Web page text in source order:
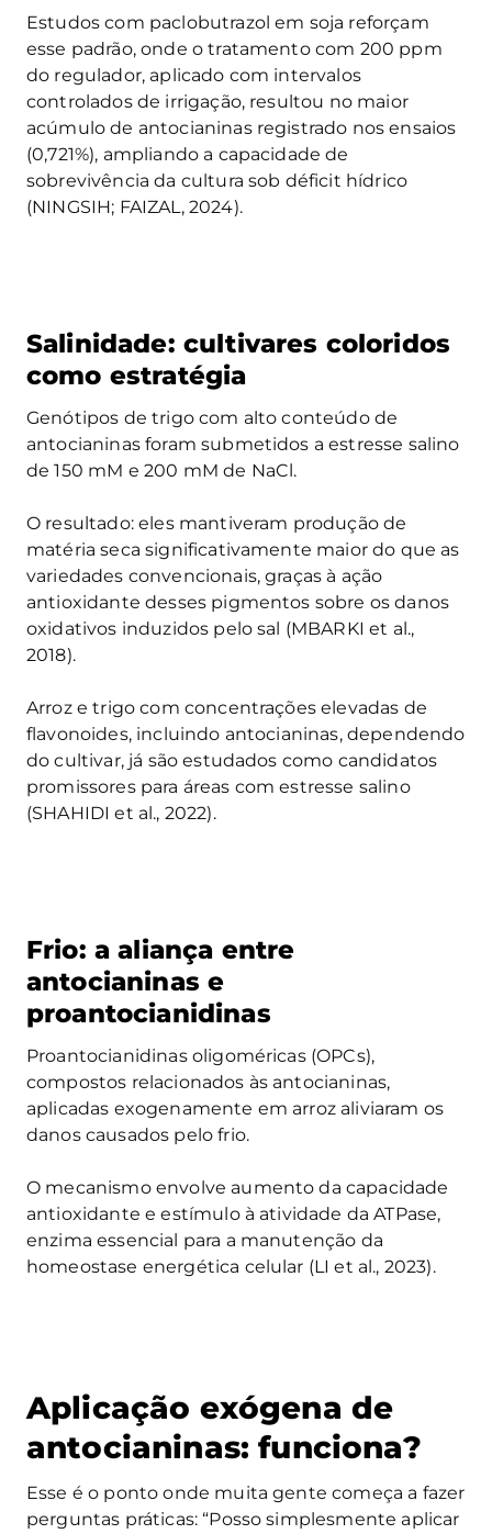
Estudos com paclobutrazol em soja reforçam
esse padrão, onde o tratamento com 200 ppm
do regulador, aplicado com intervalos
controlados de irrigação, resultou no maior
acúmulo de antocianinas registrado nos ensaios
(0,721%), ampliando a capacidade de
sobrevivência da cultura sob déficit hídrico
(NINGSIH; FAIZAL, 2024).
Salinidade: cultivares coloridos
como estratégia
Genótipos de trigo com alto conteúdo de
antocianinas foram submetidos a estresse salino
de 150 mM e 200 mM de NaCl.
O resultado: eles mantiveram produção de
matéria seca significativamente maior do que as
variedades convencionais, graças à ação
antioxidante desses pigmentos sobre os danos
oxidativos induzidos pelo sal (MBARKI et al.,
2018).
Arroz e trigo com concentrações elevadas de
flavonoides, incluindo antocianinas, dependendo
do cultivar, já são estudados como candidatos
promissores para áreas com estresse salino
(SHAHIDI et al., 2022).
Frio: a aliança entre
antocianinas e
proantocianidinas
Proantocianidinas oligoméricas (OPCs),
compostos relacionados às antocianinas,
aplicadas exogenamente em arroz aliviaram os
danos causados pelo frio.
O mecanismo envolve aumento da capacidade
antioxidante e estímulo à atividade da ATPase,
enzima essencial para a manutenção da
homeostase energética celular (LI et al., 2023).
Aplicação exógena de
antocianinas: funciona?
Esse é o ponto onde muita gente começa a fazer
perguntas práticas: “Posso simplesmente aplicar